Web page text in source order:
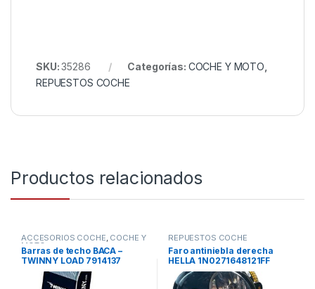
SKU:35286 Categorías: COCHE Y MOTO,
REPUESTOS COCHE
Productos relacionados
ACCESORIOS COCHE, COCHE Y
MOTO
Barras de techo BACA –
TWINNY LOAD 7914137
REPUESTOS COCHE
Faro antiniebla derecha
HELLA 1N0271648121FF